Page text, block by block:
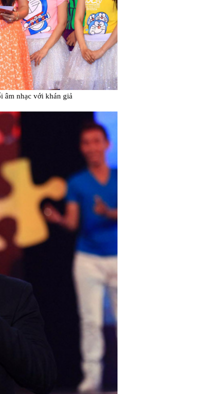
âm nhạc với khán giả